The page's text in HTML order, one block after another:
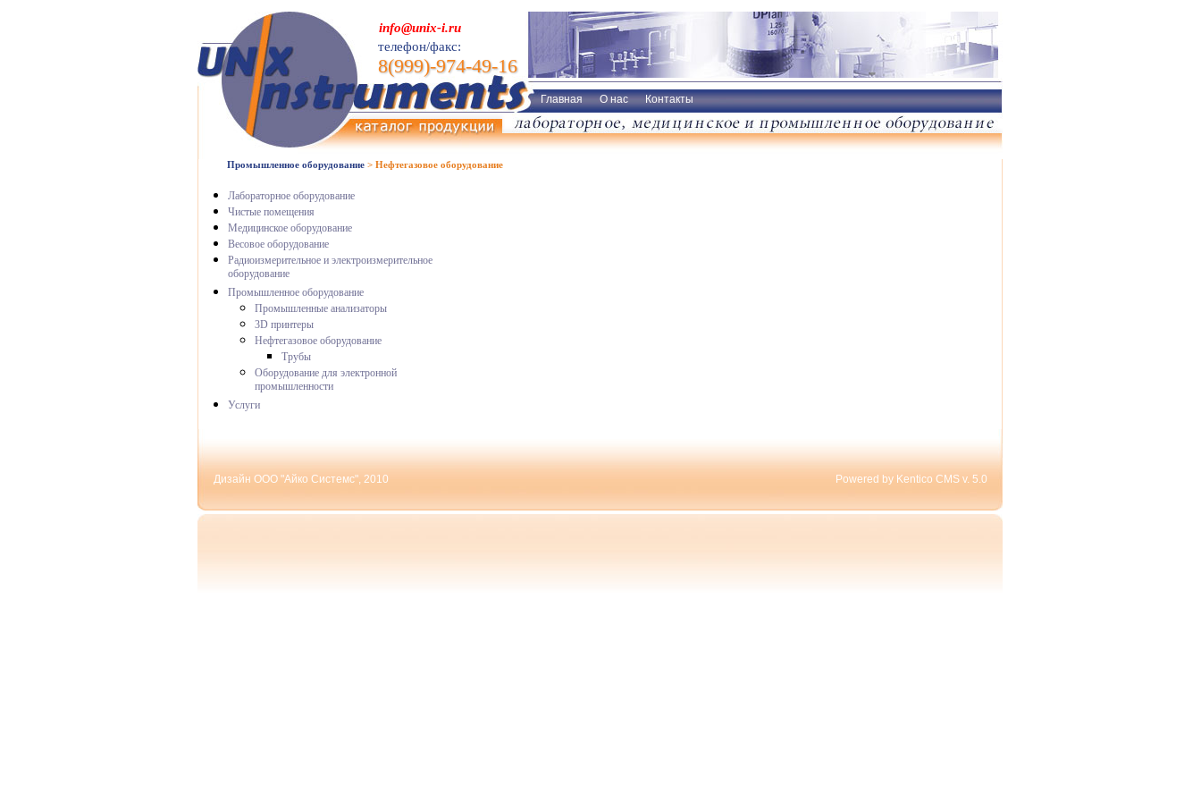
info@unix-i.ru
телефон/факс:
8(999)-974-49-16
Главная О нас Контакты
Промышленное оборудование > Нефтегазовое оборудование
Лабораторное оборудование
Чистые помещения
Медицинское оборудование
Весовое оборудование
Радиоизмерительное и электроизмерительное
оборудование
Промышленное оборудование
Промышленные анализаторы
3D принтеры
Нефтегазовое оборудование
Трубы
Оборудование для электронной
промышленности
Услуги
Дизайн ООО "Айко Системс", 2010 Powered by Kentico CMS v. 5.0